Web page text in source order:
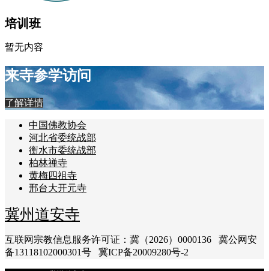
培训班
暂无内容
来寺参学访问
了解详情
中国佛教协会
河北省委统战部
衡水市委统战部
柏林禅寺
黄梅四祖寺
邢台大开元寺
冀州道安寺
互联网宗教信息服务许可证：冀（2026）0000136 冀公网安
备13118102000301号 冀ICP备20009280号-2